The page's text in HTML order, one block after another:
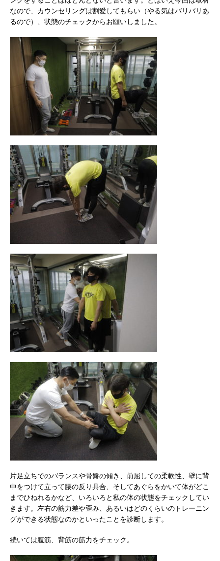
なので、カウンセリングは割愛してもらい（やる気はバリバリあ
るので）、状態のチェックからお願いしました。
片足立ちでのバランスや骨盤の傾き、前屈しての柔軟性、壁に背
中をつけて立って腰の反り具合、そしてあぐらをかいて体がどこ
までひねれるかなど、いろいろと私の体の状態をチェックしてい
きます。左右の筋力差や歪み、あるいはどのくらいのトレーニン
グができる状態なのかといったことを診断します。
続いては腹筋、背筋の筋力をチェック。